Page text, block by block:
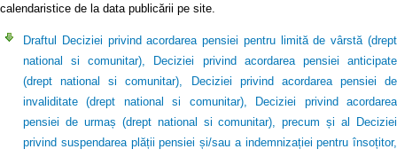
calendaristice de la data publicării pe site.
Draftul Deciziei privind acordarea pensiei pentru limită de vârstă (drept
national si comunitar), Deciziei privind acordarea pensiei anticipate
(drept national si comunitar), Deciziei privind acordarea pensiei de
invaliditate (drept national si comunitar), Deciziei privind acordarea
pensiei de urmaș (drept national si comunitar), precum și al Deciziei
privind suspendarea plății pensiei și/sau a indemnizației pentru însoțitor,